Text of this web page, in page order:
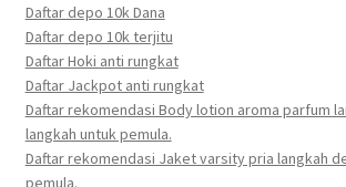
Daftar depo 10k Dana
Daftar depo 10k terjitu
Daftar Hoki anti rungkat
Daftar Jackpot anti rungkat
Daftar rekomendasi Body lotion aroma parfum
langkah untuk pemula.
Daftar rekomendasi Jaket varsity pria langkah
pemula.